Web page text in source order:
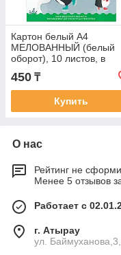
Картон белый А4
МЕЛОВАННЫЙ (белый
оборот), 10 листов, в
папке, BRAUBERG
200х283, 115161
450 ₸
Купить
О нас
Рейтинг не
Менее 5 отзывов
Работает с
г. Атырау
ул.